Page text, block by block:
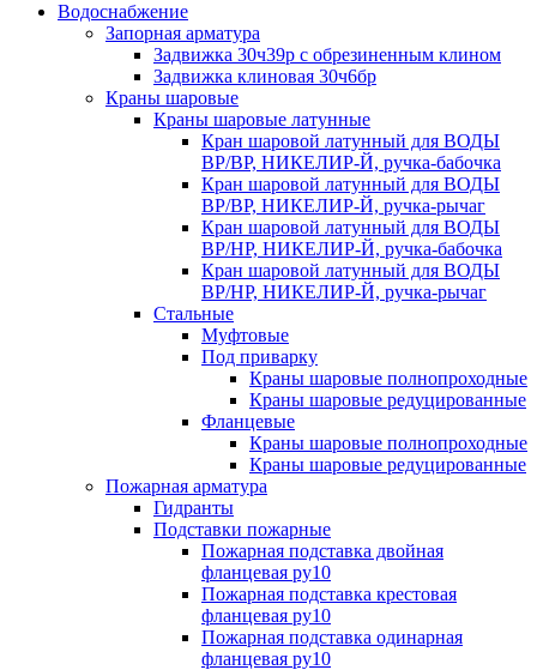
Водоснабжение
Запорная арматура
Задвижка 30ч39р с обрезиненным клином
Задвижка клиновая 30ч6бр
Краны шаровые
Краны шаровые латунные
Кран шаровой латунный для ВОДЫ
ВР/ВР, НИКЕЛИР-Й, ручка-бабочка
Кран шаровой латунный для ВОДЫ
ВР/ВР, НИКЕЛИР-Й, ручка-рычаг
Кран шаровой латунный для ВОДЫ
ВР/НР, НИКЕЛИР-Й, ручка-бабочка
Кран шаровой латунный для ВОДЫ
ВР/НР, НИКЕЛИР-Й, ручка-рычаг
Стальные
Муфтовые
Под приварку
Краны шаровые полнопроходные
Краны шаровые редуцированные
Фланцевые
Краны шаровые полнопроходные
Краны шаровые редуцированные
Пожарная арматура
Гидранты
Подставки пожарные
Пожарная подставка двойная
фланцевая ру10
Пожарная подставка крестовая
фланцевая ру10
Пожарная подставка одинарная
фланцевая ру10